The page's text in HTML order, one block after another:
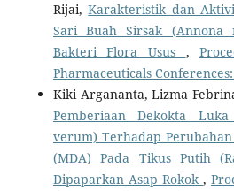
Rijai,Karakteristik dan
Sari Buah Sirsak (Annona
Bakteri Flora Usus ,
Pharmaceuticals
Kiki Argananta, Lizma
Pemberiaan Dekokta
verum) Terhadap
(MDA) Pada Tikus Putih
Dipaparkan Asap Rokok ,